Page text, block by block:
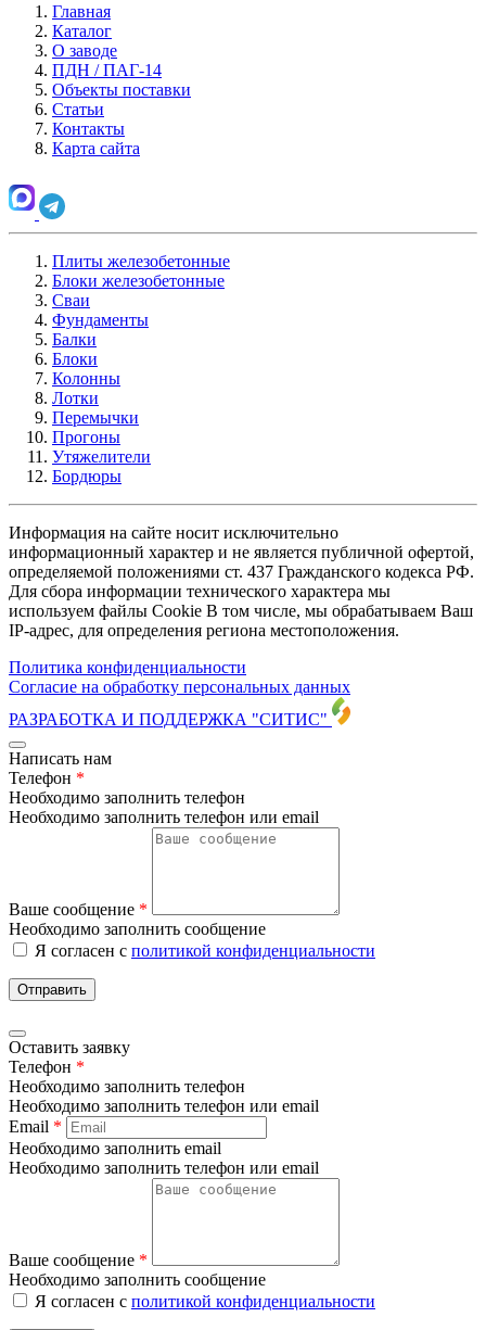
Главная
Каталог
О заводе
ПДН / ПАГ-14
Объекты поставки
Статьи
Контакты
Карта сайта
Плиты железобетонные
Блоки железобетонные
Сваи
Фундаменты
Балки
Блоки
Колонны
Лотки
Перемычки
Прогоны
Утяжелители
Бордюры
Информация на сайте носит исключительно
информационный характер и не является публичной офертой,
определяемой положениями ст. 437 Гражданского кодекса РФ.
Для сбора информации технического характера мы
используем файлы Cookie В том числе, мы обрабатываем Ваш
IP-адрес, для определения региона местоположения.
Политика конфиденциальности
Согласие на обработку персональных данных
РАЗРАБОТКА И ПОДДЕРЖКА "СИТИС"
Написать нам
Телефон *
Необходимо заполнить телефон
Необходимо заполнить телефон или email
Ваше сообщение *
Необходимо заполнить сообщение
Я согласен с политикой конфиденциальности
Отправить
Оставить заявку
Телефон *
Необходимо заполнить телефон
Необходимо заполнить телефон или email
Email *
Необходимо заполнить email
Необходимо заполнить телефон или email
Ваше сообщение *
Необходимо заполнить сообщение
Я согласен с политикой конфиденциальности